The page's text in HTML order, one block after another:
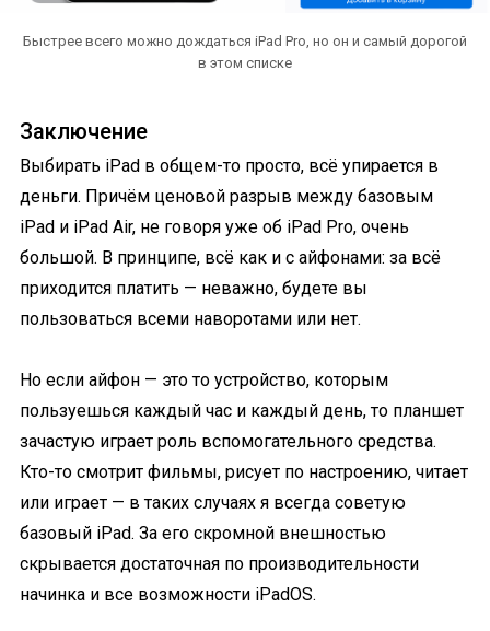
Быстрее всего можно дождаться iPad Pro, но он и самый дорогой
в этом списке
Заключение
Выбирать iPad в общем-то просто, всё упирается в
деньги. Причём ценовой разрыв между базовым
iPad и iPad Air, не говоря уже об iPad Pro, очень
большой. В принципе, всё как и с айфонами: за всё
приходится платить — неважно, будете вы
пользоваться всеми наворотами или нет.
Но если айфон — это то устройство, которым
пользуешься каждый час и каждый день, то планшет
зачастую играет роль вспомогательного средства.
Кто-то смотрит фильмы, рисует по настроению, читает
или играет — в таких случаях я всегда советую
базовый iPad. За его скромной внешностью
скрывается достаточная по производительности
начинка и все возможности iPadOS.